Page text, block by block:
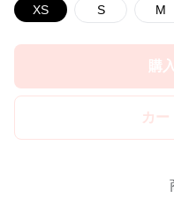
XS S M
購
カー